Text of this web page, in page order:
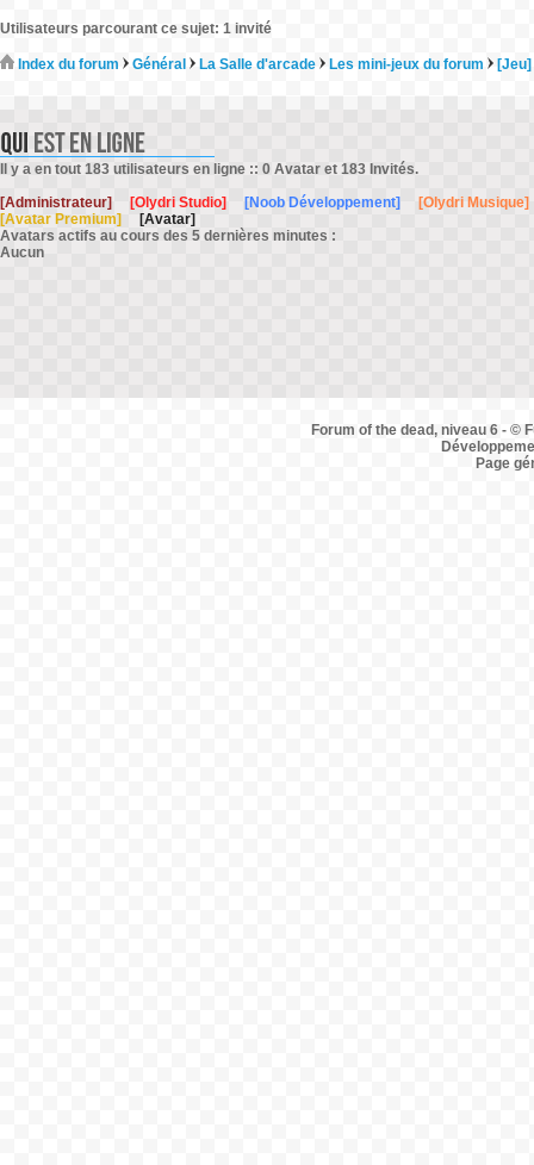
Utilisateurs parcourant ce sujet: 1 invité
Index du forum Général La Salle d'arcade Les mini-jeux du forum
Il y a en tout 183 utilisateurs en ligne :: 0 Avatar et 183 Invités.
[Administrateur]
[Olydri Studio] [Noob Développement]
[Olydri Musique]
[Avatar Premium]
[Avatar]
Avatars actifs au cours des 5 dernières minutes :
Aucun
Forum of the dead, niveau 6 - ©
Page